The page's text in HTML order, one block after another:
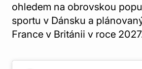
ohledem na obrovskou
sportu v Dánsku a
France v Británii v roce